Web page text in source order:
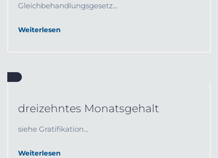
Gleichbehandlungsgesetz...
Weiterlesen
dreizehntes Monatsgehalt
siehe Gratifikation...
Weiterlesen